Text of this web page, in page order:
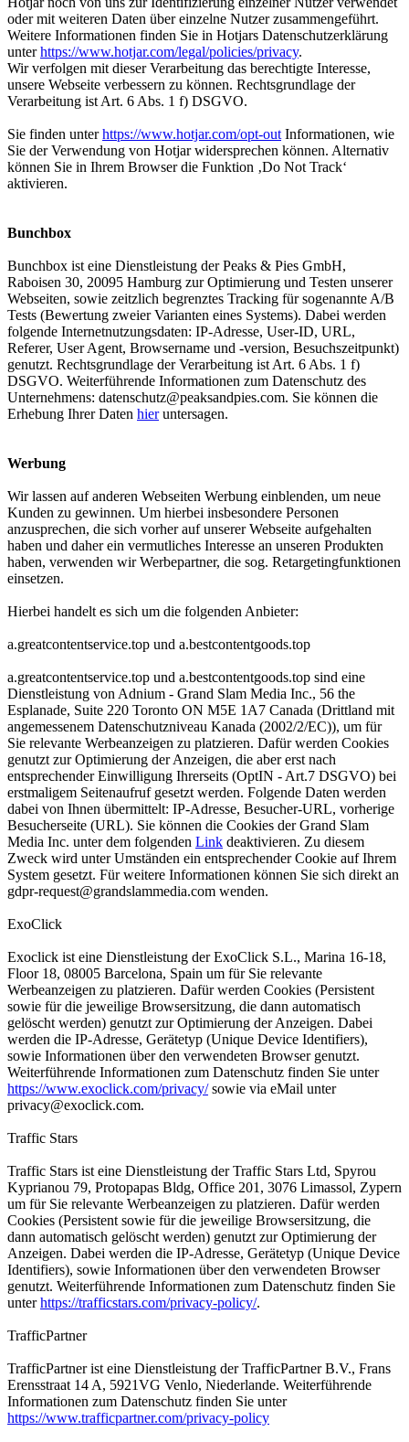
oder mit weiteren Daten über einzelne Nutzer zusammengeführt.
Weitere Informationen finden Sie in Hotjars Datenschutzerklärung
unterhttps://www.hotjar.com/legal/policies/privacy.
Wir verfolgen mit dieser Verarbeitung das berechtigte Interesse,
unsere Webseite verbessern zu können. Rechtsgrundlage der
Verarbeitung ist Art. 6 Abs. 1 f) DSGVO.
Sie finden unterhttps://www.hotjar.com/opt-out Informationen, wie
Sie der Verwendung von Hotjar widersprechen können. Alternativ
können Sie in Ihrem Browser die Funktion ‚Do Not Track‘
aktivieren.
Bunchbox
Bunchbox ist eine Dienstleistung der Peaks & Pies GmbH,
Raboisen 30, 20095 Hamburg zur Optimierung und Testen unserer
Webseiten, sowie zeitzlich begrenztes Tracking für sogenannte A/B
Tests (Bewertung zweier Varianten eines Systems). Dabei werden
folgende Internetnutzungsdaten: IP-Adresse, User-ID, URL,
Referer, User Agent, Browsername und -version, Besuchszeitpunkt)
genutzt. Rechtsgrundlage der Verarbeitung ist Art. 6 Abs. 1 f)
DSGVO. Weiterführende Informationen zum Datenschutz des
Unternehmens: datenschutz@peaksandpies.com. Sie können die
Erhebung Ihrer Daten hieruntersagen.
Werbung
Wir lassen auf anderen Webseiten Werbung einblenden, um neue
Kunden zu gewinnen. Um hierbei insbesondere Personen
anzusprechen, die sich vorher auf unserer Webseite aufgehalten
haben und daher ein vermutliches Interesse an unseren Produkten
haben, verwenden wir Werbepartner, die sog. Retargetingfunktionen
einsetzen.
Hierbei handelt es sich um die folgenden Anbieter:
a.greatcontentservice.top und a.bestcontentgoods.top
a.greatcontentservice.top und a.bestcontentgoods.top sind eine
Dienstleistung von Adnium - Grand Slam Media Inc., 56 the
Esplanade, Suite 220 Toronto ON M5E 1A7 Canada (Drittland mit
angemessenem Datenschutzniveau Kanada (2002/2/EC)), um für
Sie relevante Werbeanzeigen zu platzieren. Dafür werden Cookies
genutzt zur Optimierung der Anzeigen, die aber erst nach
entsprechender Einwilligung Ihrerseits (OptIN - Art.7 DSGVO) bei
erstmaligem Seitenaufruf gesetzt werden. Folgende Daten werden
dabei von Ihnen übermittelt: IP-Adresse, Besucher-URL, vorherige
Besucherseite (URL). Sie können die Cookies der Grand Slam
Media Inc. unter dem folgenden Link deaktivieren. Zu diesem
Zweck wird unter Umständen ein entsprechender Cookie auf Ihrem
System gesetzt. Für weitere Informationen können Sie sich direkt an
gdpr-request@grandslammedia.com wenden.
ExoClick
Exoclick ist eine Dienstleistung der ExoClick S.L., Marina 16-18,
Floor 18, 08005 Barcelona, Spain um für Sie relevante
Werbeanzeigen zu platzieren. Dafür werden Cookies (Persistent
sowie für die jeweilige Browsersitzung, die dann automatisch
gelöscht werden) genutzt zur Optimierung der Anzeigen. Dabei
werden die IP-Adresse, Gerätetyp (Unique Device Identifiers),
sowie Informationen über den verwendeten Browser genutzt.
Weiterführende Informationen zum Datenschutz finden Sie unter
https://www.exoclick.com/privacy/sowie via eMail unter
privacy@exoclick.com.
Traffic Stars
Traffic Stars ist eine Dienstleistung der Traffic Stars Ltd, Spyrou
Kyprianou 79, Protopapas Bldg, Office 201, 3076 Limassol, Zypern
um für Sie relevante Werbeanzeigen zu platzieren. Dafür werden
Cookies (Persistent sowie für die jeweilige Browsersitzung, die
dann automatisch gelöscht werden) genutzt zur Optimierung der
Anzeigen. Dabei werden die IP-Adresse, Gerätetyp (Unique Device
Identifiers), sowie Informationen über den verwendeten Browser
genutzt. Weiterführende Informationen zum Datenschutz finden Sie
unterhttps://trafficstars.com/privacy-policy/.
TrafficPartner
TrafficPartner ist eine Dienstleistung der TrafficPartner B.V., Frans
Erensstraat 14 A, 5921VG Venlo, Niederlande. Weiterführende
Informationen zum Datenschutz finden Sie unter
https://www.trafficpartner.com/privacy-policy